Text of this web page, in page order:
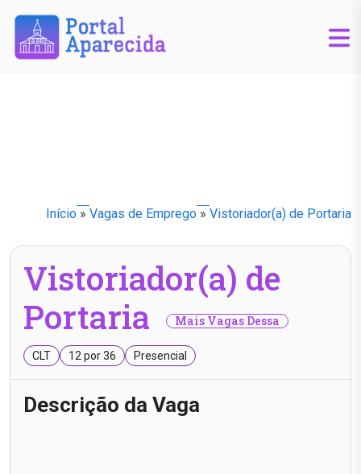
Início » Vagas de Emprego » Vistoriador(a) de Portaria
Vistoriador(a) de
Portaria
Mais Vagas Dessa
CLT 12 por 36 Presencial
Descrição da Vaga